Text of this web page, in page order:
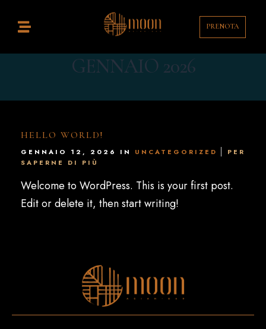
PRENOTA
GENNAIO 2026
HELLO WORLD!
GENNAIO 12, 2026 IN UNCATEGORIZED
PER
SAPERNE DI PIÙ
Welcome to WordPress. This is your first post.
Edit or delete it, then start writing!
Bar
List